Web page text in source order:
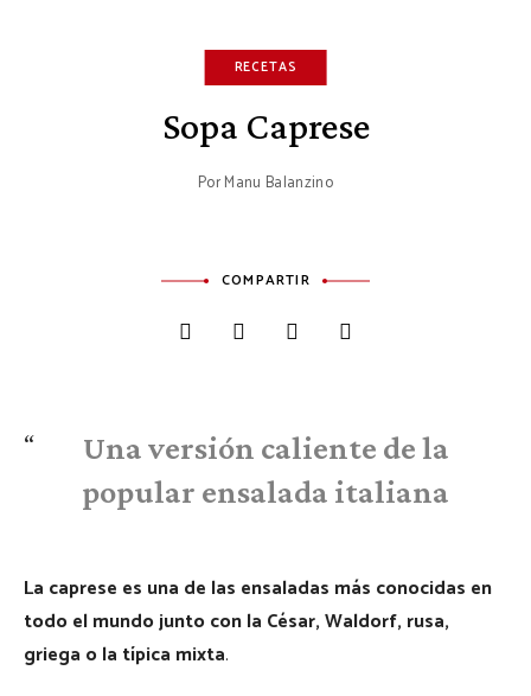
RECETAS
Sopa Caprese
PorManu Balanzino
COMPARTIR
Una versión caliente de la
popular ensalada italiana
La caprese es una de las ensaladas más conocidas en
todo el mundo junto con la César, Waldorf, rusa,
griega o la típica mixta.